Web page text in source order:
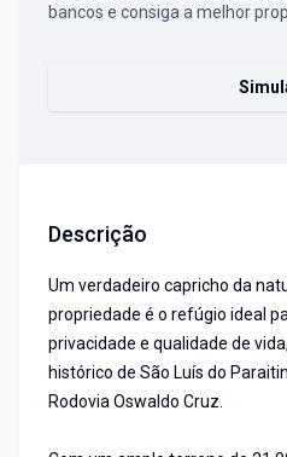
bancos e consiga a melhor
Descrição
Um verdadeiro capricho da
propriedade é o refúgio ideal
privacidade e qualidade de
histórico de São Luís do
Rodovia Oswaldo Cruz.